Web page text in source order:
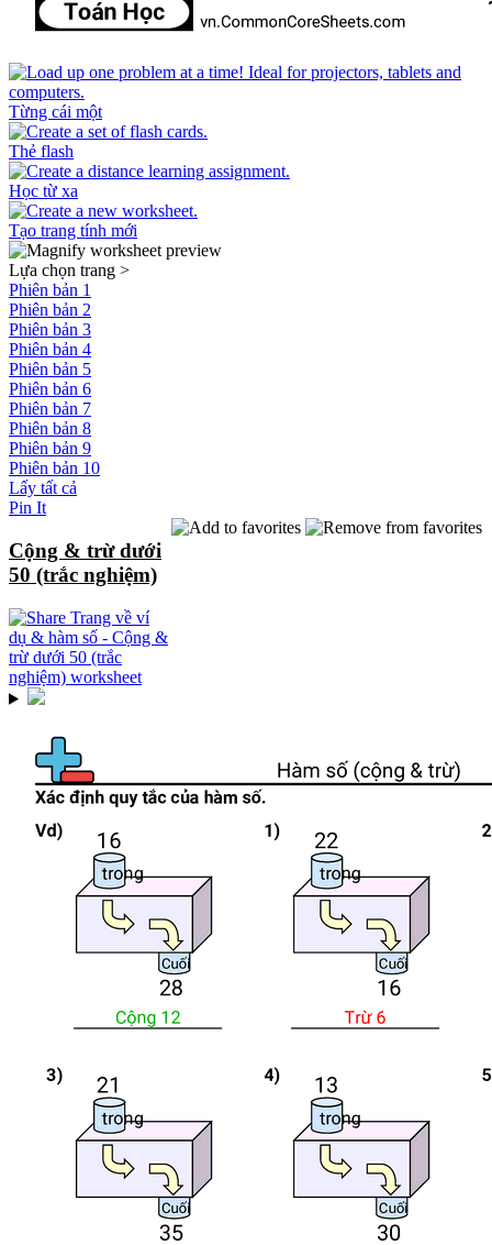
Từng cái một
Thẻ flash
Học từ xa
Tạo trang tính mới
Lựa chọn trang >
Phiên bản 1
Phiên bản 2
Phiên bản 3
Phiên bản 4
Phiên bản 5
Phiên bản 6
Phiên bản 7
Phiên bản 8
Phiên bản 9
Phiên bản 10
Lấy tất cả
Pin It
Cộng & trừ dưới
50 (trắc nghiệm)